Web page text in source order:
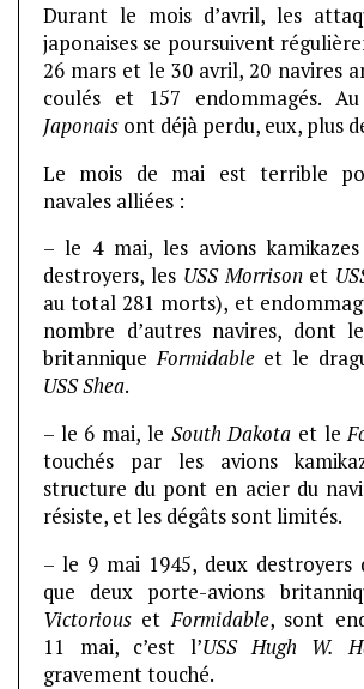
Durant le mois d’avril, les
japonaises se poursuivent
26 mars et le 30 avril, 20 navires
coulés et 157 endommagés.
Japonais ont déjà perdu, eux, plus
Le mois de mai est terrible
navales alliées :
– le 4 mai, les avions
destroyers, les USS Morrisonet
au total 281 morts), et
nombre d’autres navires, dont
britanniqueFormidableet le
USS Shea.
– le 6 mai, le South Dakota et le
touchés par les avions
structure du pont en acier du
résiste, et les dégâts sont limités.
– le 9 mai 1945, deux destroyers
que deux porte-avions
Victorious etFormidable, sont
11 mai, c’est l’USS Hugh W.
gravement touché.